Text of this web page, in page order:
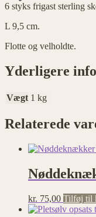
6 styks frigast sterling
L 9,5 cm.
Flotte og velholdte.
Yderligere
Vægt 1 kg
Relaterede
kr. 75,00 Tilføj til